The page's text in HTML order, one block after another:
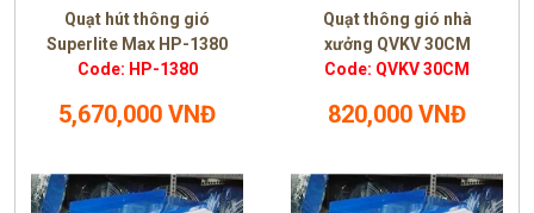
Quạt hút thông gió
Superlite Max HP-1380
Code: HP-1380
5,670,000 VNĐ
Quạt thông gió nhà
xưởng QVKV 30CM
Code: QVKV 30CM
820,000 VNĐ